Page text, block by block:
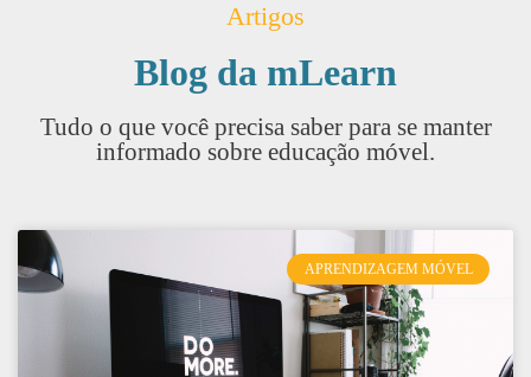
Artigos
Blog da mLearn
Tudo o que você precisa saber para se manter
informado sobre educação móvel.
APRENDIZAGEM MÓVEL